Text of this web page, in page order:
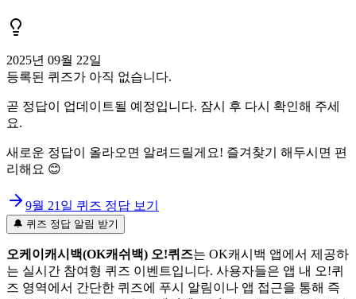
2025년 09월 22일
등록된 퀴즈가 아직 없습니다.
곧 정답이 업데이트될 예정입니다. 잠시 후 다시 확인해 주세
요.
새로운 정답이 올라오면 알려드릴게요! 즐겨찾기 해두시면 편
리해요 😊
9월 21일 퀴즈 정답 보기
🔔 퀴즈 정답 알림 받기
오케이캐시백(OK캐쉬백) 오!퀴즈는 OK캐시백 앱에서 제공하
는 실시간 참여형 퀴즈 이벤트입니다. 사용자들은 앱 내 오!퀴
즈 영역에서 간단한 퀴즈에 푸시 알림이나 앱 접근을 통해 즉